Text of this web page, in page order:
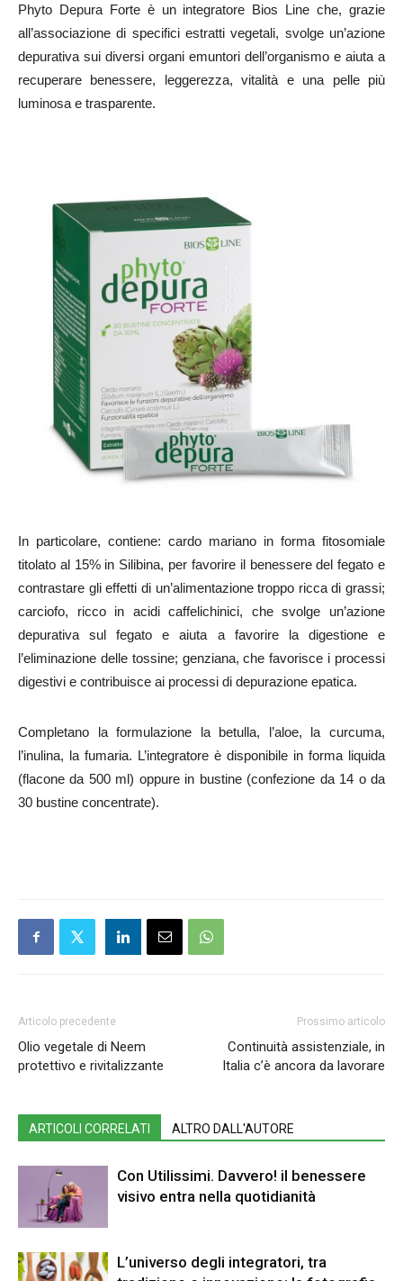
Phyto Depura Forteè un integratore Bios Line che, grazie
all’associazione di specifici estratti vegetali, svolge un’azione
depurativa sui diversi organi emuntori dell’organismo e aiuta a
recuperare benessere, leggerezza, vitalità e una pelle più
luminosa e trasparente.
In particolare, contiene: cardo mariano in forma fitosomiale
titolato al 15% in Silibina, per favorire il benessere del fegato e
contrastare gli effetti di un’alimentazione troppo ricca di grassi;
carciofo, ricco in acidi caffelichinici, che svolge un’azione
depurativa sul fegato e aiuta a favorire la digestione e
l’eliminazione delle tossine; genziana, che favorisce i processi
digestivi e contribuisce ai processi di depurazione epatica.
Completano la formulazione la betulla, l’aloe, la curcuma,
l’inulina, la fumaria. L’integratore è disponibile in forma liquida
(flacone da 500 ml) oppure in bustine (confezione da 14 o da
30 bustine concentrate).
Articolo precedente
Olio vegetale di Neem
protettivo e rivitalizzante
Prossimo articolo
Continuità assistenziale, in
Italia c’è ancora da lavorare
ARTICOLI CORRELATI ALTRO DALL'AUTORE
Con Utilissimi. Davvero! il benessere
visivo entra nella quotidianità
L’universo degli integratori, tra